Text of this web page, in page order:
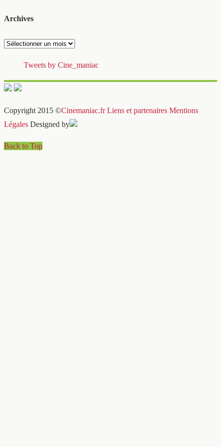
Archives
Archives
Tweets by Cine_maniac
Copyright 2015 ©Cinemaniac.fr Liens et partenaires Mentions
Légales Designed by
Back to Top